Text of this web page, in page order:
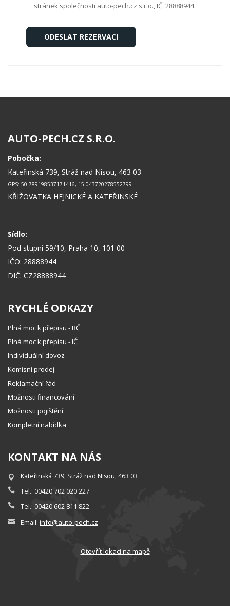
stránek společnosti auto-pech.cz s.r.o., IČ: 28888944.
AUTO-PECH.CZ S.R.O.
Pobočka:
Kateřinská 739, Stráž nad Nisou, 463 03
GPS: 50.789198537171416, 15.043720278552799
KŘIŽOVATKA HEJNICKÉ A KATEŘINSKÉ
Sídlo:
Pod stupni 59/10, Praha 10, 101 00
IČO: 28888944
DIČ: CZ28888944
RYCHLÉ ODKAZY
Plná moc k přepisu - RČ
Plná moc k přepisu - IČ
Individuální dovoz
Komisní prodej
Reklamační řád
Možnosti financování
Možnosti pojištění
Kompletní nabídka
KONTAKT NA NÁS
Kateřinská 739, Stráž nad Nisou, 463 03
Tel.: 00420 702 020 227
Tel.: 00420 602 811 822
Email: info@auto-pech.cz
Otevřít lokaci na mapě